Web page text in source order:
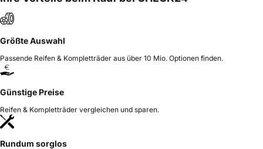
Größte Auswahl
Passende Reifen & Kompletträder aus über 10 Mio. Optionen finden.
Günstige Preise
Reifen & Kompletträder vergleichen und sparen.
Rundum sorglos